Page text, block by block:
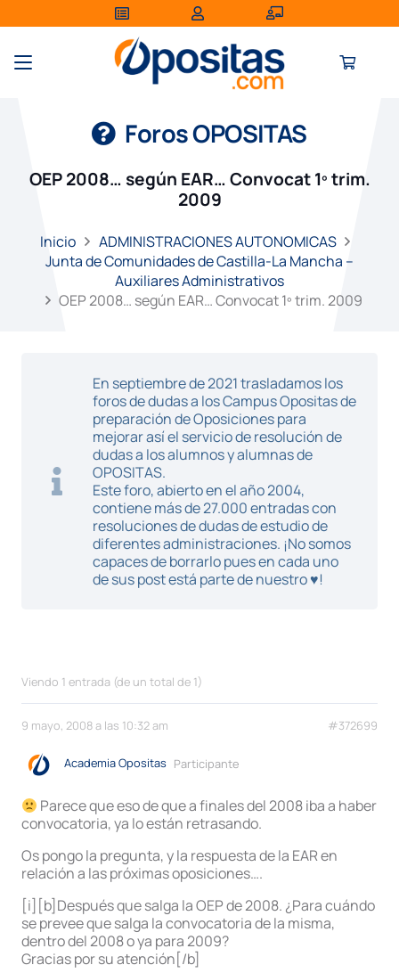
Foros OPOSITAS
OEP 2008… según EAR… Convocat 1º trim.
2009
Inicio
ADMINISTRACIONES AUTONOMICAS
Junta de Comunidades de Castilla-La Mancha –
Auxiliares Administrativos
OEP 2008… según EAR… Convocat 1º trim. 2009
En septiembre de 2021 trasladamos los
foros de dudas a los Campus Opositas de
preparación de Oposiciones para
mejorar así el servicio de resolución de
dudas a los alumnos y alumnas de
OPOSITAS.
Este foro, abierto en el año 2004,
contiene más de 27.000 entradas con
resoluciones de dudas de estudio de
diferentes administraciones. ¡No somos
capaces de borrarlo pues en cada uno
de sus post está parte de nuestro ♥!
Viendo 1 entrada (de un total de 1)
9 mayo, 2008 a las 10:32 am #372699
Academia Opositas Participante
Parece que eso de que a finales del 2008 iba a haber
convocatoria, ya lo están retrasando.
Os pongo la pregunta, y la respuesta de la EAR en
relación a las próximas oposiciones….
[i][b]Después que salga la OEP de 2008. ¿Para cuándo
se prevee que salga la convocatoria de la misma,
dentro del 2008 o ya para 2009?
Gracias por su atención[/b]